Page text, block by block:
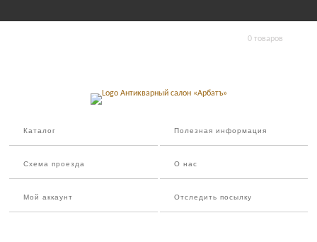
0 товаров
Каталог Полезная информация
Схема проезда О нас
Мой аккаунт Отследить посылку